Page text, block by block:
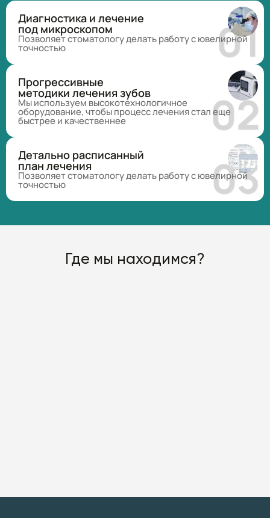
Диагностика и лечение
под микроскопом
Позволяет стоматологу делать работу с ювелирной
точностью
Прогрессивные
методики лечения зубов
Мы используем высокотехнологичное
оборудование, чтобы процесс лечения стал еще
быстрее и качественнее
Детально расписанный
план лечения
Позволяет стоматологу делать работу с ювелирной
точностью
Где мы находимся?